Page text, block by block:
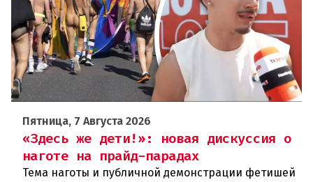
Пятница, 7 Августа 2026
«Здесь же дети!»: новая дискуссия о
наготе на прайд-парадах
Тема наготы и публичной демонстрации фетишей